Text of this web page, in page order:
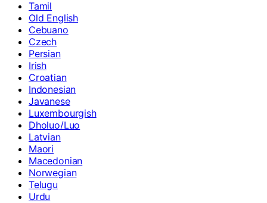
Tamil
Old English
Cebuano
Czech
Persian
Irish
Croatian
Indonesian
Javanese
Luxembourgish
Dholuo/Luo
Latvian
Maori
Macedonian
Norwegian
Telugu
Urdu